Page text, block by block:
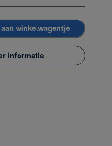
winkelwagentje
informatie